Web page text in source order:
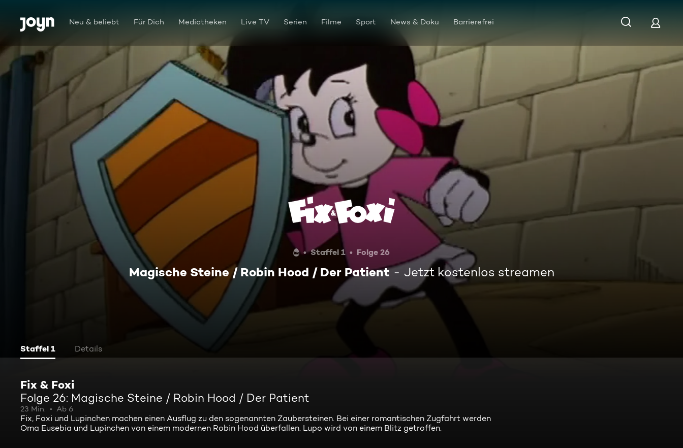
Zum Inhalt springen
Barrierefrei Neu & beliebt Für Dich Mediatheken Live TV Serien Filme Sport News & Doku Barrierefrei
Magische Steine / Robin Hood / Der Patient
Staffel 1 Folge 26
Magische Steine / Robin Hood / Der Patient Jetzt kostenlos streamen
Staffel 1 Details
Fix & Foxi
Folge 26: Magische Steine / Robin Hood / Der Patient
23 Min. Ab 6
Fix, Foxi und Lupinchen machen einen Ausflug zu den sogenannten Zaubersteinen. Bei einer romantischen Zugfahrt werden
Oma Eusebia und Lupinchen von einem modernen Robin Hood überfallen. Lupo wird von einem Blitz getroffen.